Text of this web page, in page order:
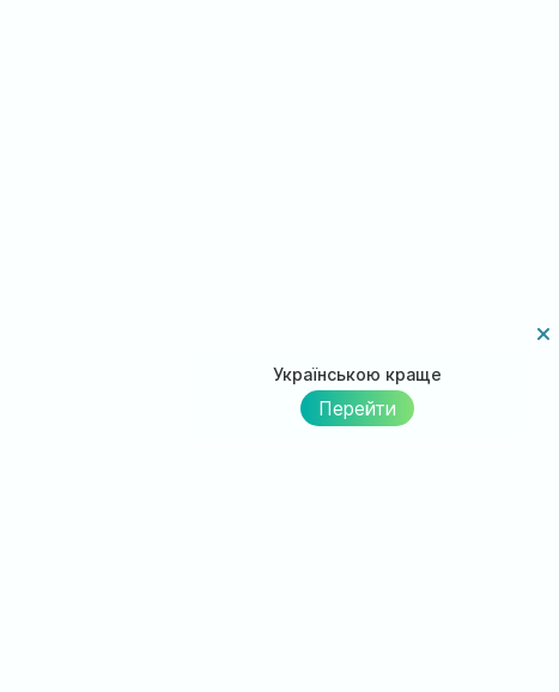
Українською краще
Перейти